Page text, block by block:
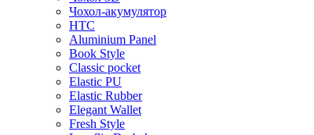
Чохол-акумулятор
HTC
Aluminium Panel
Book Style
Classic pocket
Elastic PU
Elastic Rubber
Elegant Wallet
Fresh Style